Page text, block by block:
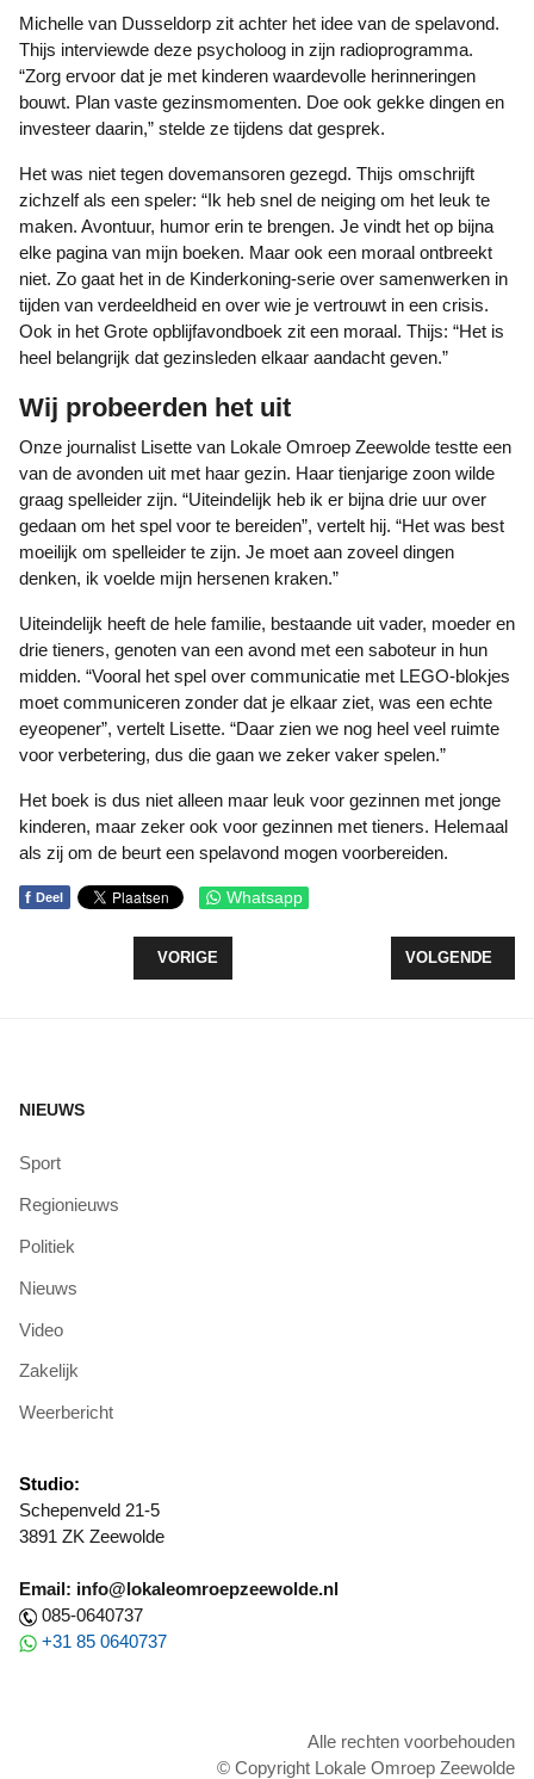
Michelle van Dusseldorp zit achter het idee van de spelavond.
Thijs interviewde deze psycholoog in zijn radioprogramma.
“Zorg ervoor dat je met kinderen waardevolle herinneringen
bouwt. Plan vaste gezinsmomenten. Doe ook gekke dingen en
investeer daarin,” stelde ze tijdens dat gesprek.
Het was niet tegen dovemansoren gezegd. Thijs omschrijft
zichzelf als een speler: “Ik heb snel de neiging om het leuk te
maken. Avontuur, humor erin te brengen. Je vindt het op bijna
elke pagina van mijn boeken. Maar ook een moraal ontbreekt
niet. Zo gaat het in de Kinderkoning-serie over samenwerken in
tijden van verdeeldheid en over wie je vertrouwt in een crisis.
Ook in het Grote opblijfavondboek zit een moraal. Thijs: “Het is
heel belangrijk dat gezinsleden elkaar aandacht geven.”
Wij probeerden het uit
Onze journalist Lisette van Lokale Omroep Zeewolde testte een
van de avonden uit met haar gezin. Haar tienjarige zoon wilde
graag spelleider zijn. “Uiteindelijk heb ik er bijna drie uur over
gedaan om het spel voor te bereiden”, vertelt hij. “Het was best
moeilijk om spelleider te zijn. Je moet aan zoveel dingen
denken, ik voelde mijn hersenen kraken.”
Uiteindelijk heeft de hele familie, bestaande uit vader, moeder en
drie tieners, genoten van een avond met een saboteur in hun
midden. “Vooral het spel over communicatie met LEGO-blokjes
moet communiceren zonder dat je elkaar ziet, was een echte
eyeopener”, vertelt Lisette. “Daar zien we nog heel veel ruimte
voor verbetering, dus die gaan we zeker vaker spelen.”
Het boek is dus niet alleen maar leuk voor gezinnen met jonge
kinderen, maar zeker ook voor gezinnen met tieners. Helemaal
als zij om de beurt een spelavond mogen voorbereiden.
f Deel Whatsapp
VORIG ARTIKEL: DE MEGAKAZERNE AAN DE
VORIGE VOLGENDE
VOLGENDE
NIEUWS
Sport
Regionieuws
Politiek
Nieuws
Video
Zakelijk
Weerbericht
Studio:
Schepenveld 21-5
3891 ZK Zeewolde
Email: info@lokaleomroepzeewolde.nl
085-0640737
+31 85 0640737
Alle rechten voorbehouden
© Copyright Lokale Omroep Zeewolde